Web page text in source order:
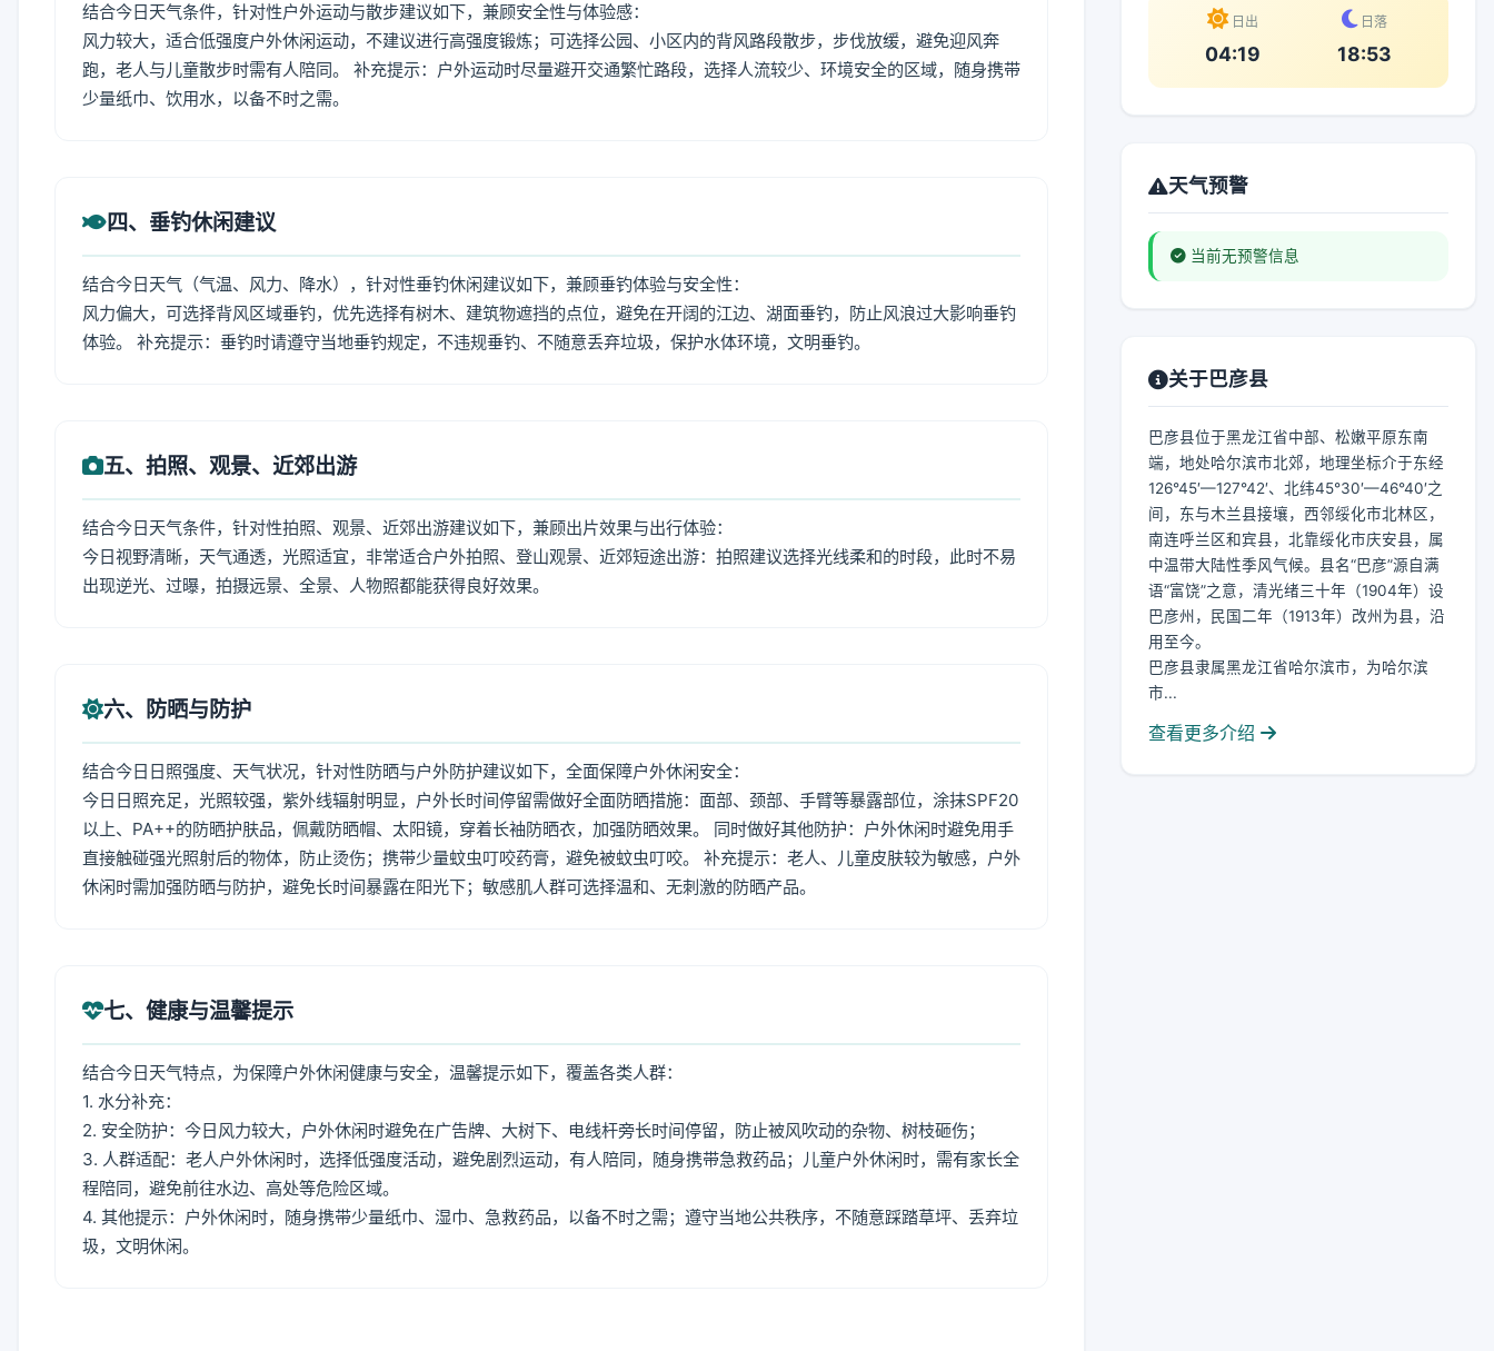
结合今日天气条件，针对性户外运动与散步建议如下，兼顾安全性与体验感：
风力较大，适合低强度户外休闲运动，不建议进行高强度锻炼；可选择公园、小区内的背风路段散步，步伐放缓，避免迎风奔
跑，老人与儿童散步时需有人陪同。 补充提示：户外运动时尽量避开交通繁忙路段，选择人流较少、环境安全的区域，随身携带
少量纸巾、饮用水，以备不时之需。
四、垂钓休闲建议
结合今日天气（气温、风力、降水），针对性垂钓休闲建议如下，兼顾垂钓体验与安全性：
风力偏大，可选择背风区域垂钓，优先选择有树木、建筑物遮挡的点位，避免在开阔的江边、湖面垂钓，防止风浪过大影响垂钓
体验。 补充提示：垂钓时请遵守当地垂钓规定，不违规垂钓、不随意丢弃垃圾，保护水体环境，文明垂钓。
五、拍照、观景、近郊出游
结合今日天气条件，针对性拍照、观景、近郊出游建议如下，兼顾出片效果与出行体验：
今日视野清晰，天气通透，光照适宜，非常适合户外拍照、登山观景、近郊短途出游：拍照建议选择光线柔和的时段，此时不易
出现逆光、过曝，拍摄远景、全景、人物照都能获得良好效果。
六、防晒与防护
结合今日日照强度、天气状况，针对性防晒与户外防护建议如下，全面保障户外休闲安全：
今日日照充足，光照较强，紫外线辐射明显，户外长时间停留需做好全面防晒措施：面部、颈部、手臂等暴露部位，涂抹SPF20
以上、PA++的防晒护肤品，佩戴防晒帽、太阳镜，穿着长袖防晒衣，加强防晒效果。 同时做好其他防护：户外休闲时避免用手
直接触碰强光照射后的物体，防止烫伤；携带少量蚊虫叮咬药膏，避免被蚊虫叮咬。 补充提示：老人、儿童皮肤较为敏感，户外
休闲时需加强防晒与防护，避免长时间暴露在阳光下；敏感肌人群可选择温和、无刺激的防晒产品。
七、健康与温馨提示
结合今日天气特点，为保障户外休闲健康与安全，温馨提示如下，覆盖各类人群：
1. 水分补充：
2. 安全防护：今日风力较大，户外休闲时避免在广告牌、大树下、电线杆旁长时间停留，防止被风吹动的杂物、树枝砸伤；
3. 人群适配：老人户外休闲时，选择低强度活动，避免剧烈运动，有人陪同，随身携带急救药品；儿童户外休闲时，需有家长全
程陪同，避免前往水边、高处等危险区域。
4. 其他提示：户外休闲时，随身携带少量纸巾、湿巾、急救药品，以备不时之需；遵守当地公共秩序，不随意踩踏草坪、丢弃垃
圾，文明休闲。
日出
04:19
日落
18:53
天气预警
当前无预警信息
关于巴彦县
巴彦县位于黑龙江省中部、松嫩平原东南
端，地处哈尔滨市北郊，地理坐标介于东经
126°45′—127°42′、北纬45°30′—46°40′之
间，东与木兰县接壤，西邻绥化市北林区，
南连呼兰区和宾县，北靠绥化市庆安县，属
中温带大陆性季风气候。县名“巴彦”源自满
语“富饶”之意，清光绪三十年（1904年）设
巴彦州，民国二年（1913年）改州为县，沿
用至今。
巴彦县隶属黑龙江省哈尔滨市，为哈尔滨
市...
查看更多介绍